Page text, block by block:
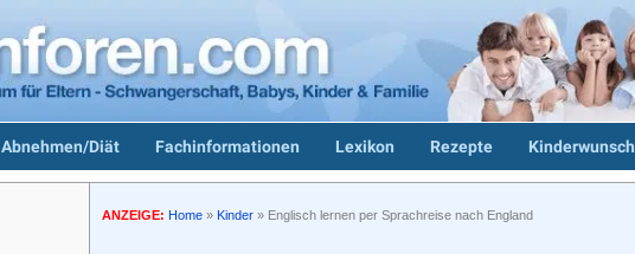
Abnehmen/Diät Fachinformationen Lexikon Rezepte Kinderwunsch
ANZEIGE: Home » Kinder » Englisch lernen per Sprachreise nach England